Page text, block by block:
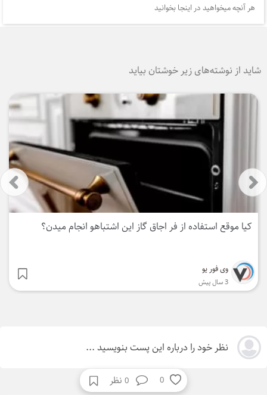
0
0 نظر
هر آنچه میخواهید در اینجا بخوانید
شاید از نوشته‌های زیر خوشتان بیاید
فر اجاق گاز این اشتباهو انجام میدن؟ زمان تمرین
وی فور یو
نظر خود را درباره این پست بنویسید ...